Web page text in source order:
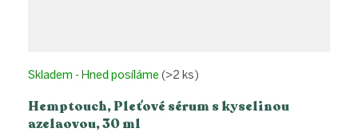
Hemptouch, Pleťové sérum s kyselinou
azelaovou, 30 ml
Skladem - Hned posíláme (>2 ks)